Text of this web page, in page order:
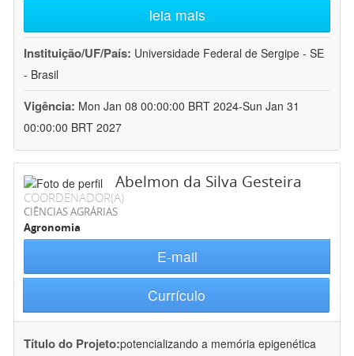
leia mais
Instituição/UF/País: Universidade Federal de Sergipe - SE
- Brasil
Vigência: Mon Jan 08 00:00:00 BRT 2024-Sun Jan 31
00:00:00 BRT 2027
Abelmon da Silva Gesteira
COORDENADOR(A)
CIÊNCIAS AGRÁRIAS
Agronomia
E-mail
Currículo
Título do Projeto:potencializando a memória epigenética